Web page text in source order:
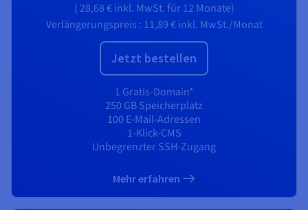
(28,68 €inkl. MwSt.für 12 Monate)
Verlängerungspreis : 11,89 €inkl. MwSt./Monat
Jetzt bestellen
1 Gratis-Domain*
250 GB Speicherplatz
100 E-Mail-Adressen
1-Klick-CMS
Unbegrenzter SSH-Zugang
Mehr erfahren